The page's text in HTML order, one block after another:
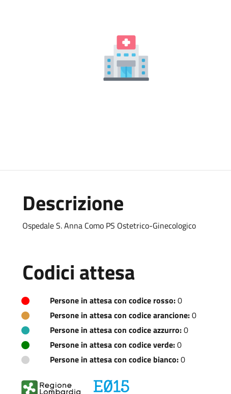
Descrizione
Ospedale S. Anna Como PS Ostetrico-Ginecologico
Codici attesa
Persone in attesa con codice rosso:0
Persone in attesa con codice arancione:0
Persone in attesa con codice azzurro:0
Persone in attesa con codice verde:0
Persone in attesa con codice bianco:0